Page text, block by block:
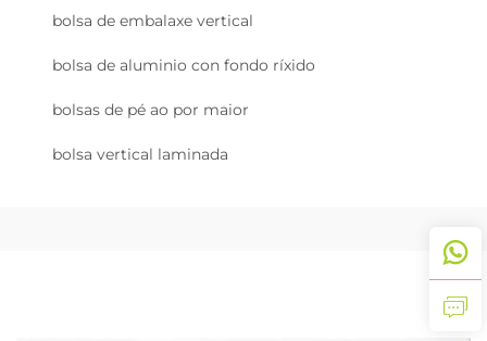
bolsa de embalaxe vertical
bolsa de aluminio con fondo ríxido
bolsas de pé ao por maior
bolsa vertical laminada